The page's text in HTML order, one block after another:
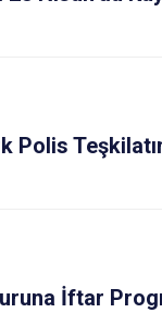
Polis
İftar